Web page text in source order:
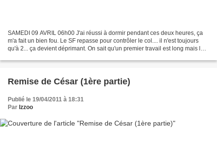
SAMEDI 09 AVRIL 06h00 J'ai réussi à dormir pendant ces deux heures, ça
m'a fait un bien fou. Le SF repasse pour contrôler le col.... il n'est toujours
qu'à 2... ça devient déprimant. On sait qu'un premier travail est long mais là...
Remise de César (1ère partie)
Publié le 19/04/2011 à 18:31
Par Izzoo